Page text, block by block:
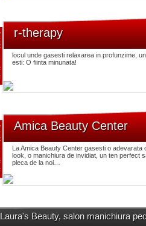
r-therapy
locul unde gasesti relaxarea in profunzime,
esti: O fiinta minunata!
Amica Beauty Center
La Amica Beauty Center gasesti o
look, o manichiura de invidiat, un ten perfect
pleca de la noi…
Laura's Beauty, salon manichiura